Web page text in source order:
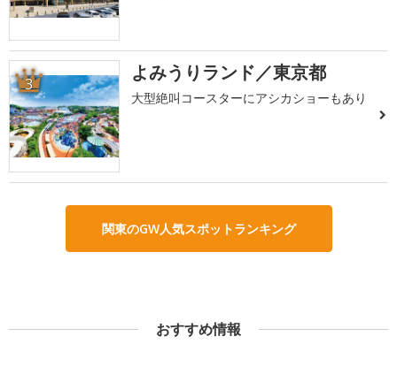
3 よみうりランド／東京都
大型絶叫コースターにアシカショーもあり
関東のGW人気スポットランキング
おすすめ情報